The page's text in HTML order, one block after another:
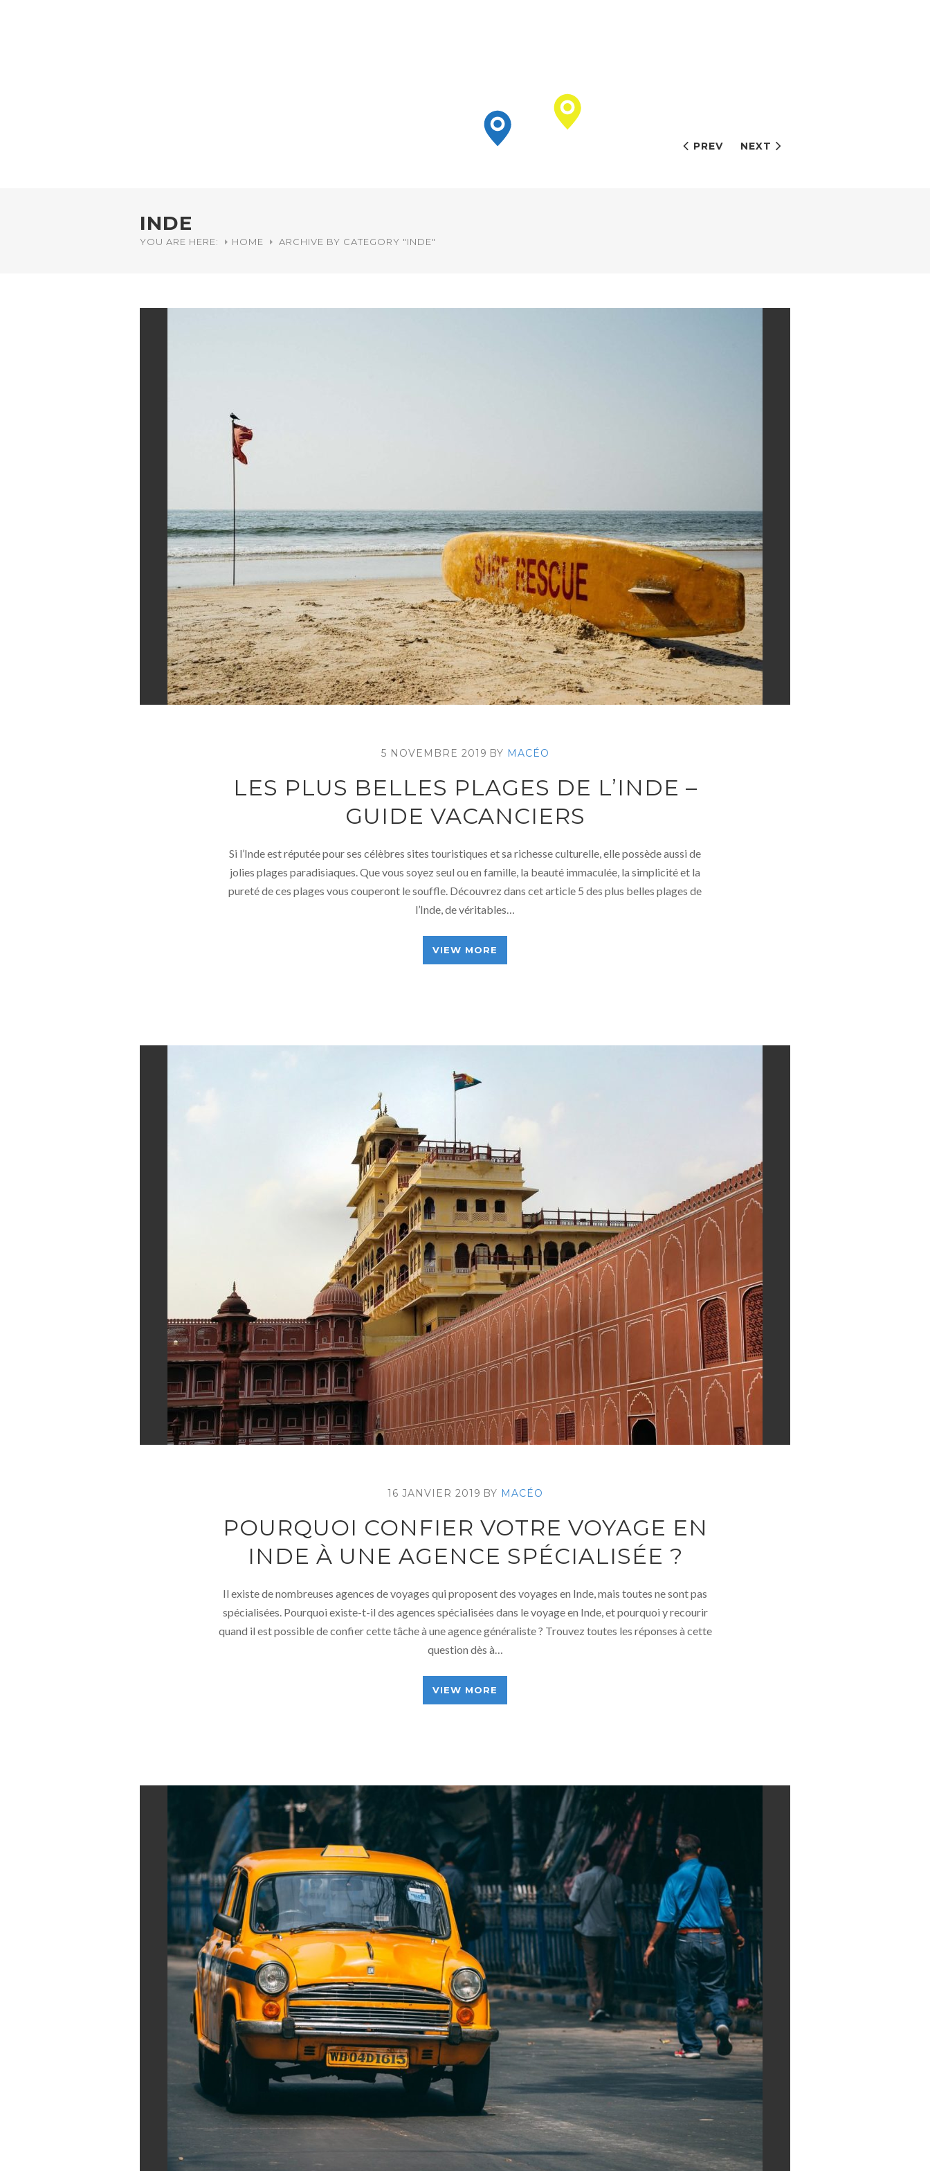
INDE
YOU ARE HERE: HOME ARCHIVE BY CATEGORY "INDE"
PREV NEXT
5 NOVEMBRE 2019 BY MACÉO
LES PLUS BELLES PLAGES DE L’INDE –
GUIDE VACANCIERS
Si l’Inde est réputée pour ses célèbres sites touristiques et sa richesse culturelle, elle possède aussi de
jolies plages paradisiaques. Que vous soyez seul ou en famille, la beauté immaculée, la simplicité et la
pureté de ces plages vous couperont le souffle. Découvrez dans cet article 5 des plus belles plages de
l’Inde, de véritables…
VIEW MORE
16 JANVIER 2019 BY MACÉO
POURQUOI CONFIER VOTRE VOYAGE EN
INDE À UNE AGENCE SPÉCIALISÉE ?
Il existe de nombreuses agences de voyages qui proposent des voyages en Inde, mais toutes ne sont pas
spécialisées. Pourquoi existe-t-il des agences spécialisées dans le voyage en Inde, et pourquoi y recourir
quand il est possible de confier cette tâche à une agence généraliste ? Trouvez toutes les réponses à cette
question dès à…
VIEW MORE